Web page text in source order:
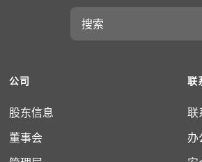
搜
公司
股东信息
董事会
联
联
办